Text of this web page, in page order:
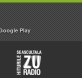
Play